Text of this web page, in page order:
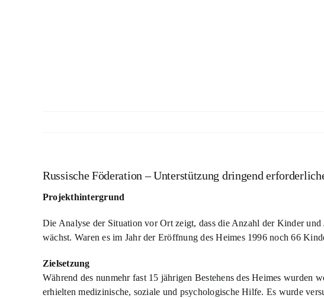
Russische Föderation – Unterstützung dringend
Projekthintergrund
Die Analyse der Situation vor Ort zeigt, dass die Anzahl der Kinder
wächst. Waren es im Jahr der Eröffnung des Heimes 1996 noch 66
Zielsetzung
Während des nunmehr fast 15 jährigen Bestehens des Heimes
erhielten medizinische, soziale und psychologische Hilfe. Es wurde